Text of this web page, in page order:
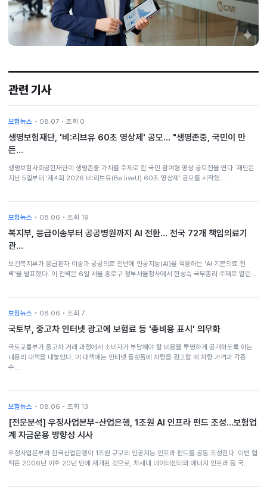
관련 기사
보험뉴스 • 08.07 • 조회 0
생명보험재단, '비:리브유 60초 영상제' 공모… "생명존중, 국민이 만
든...
생명보험사회공헌재단이 생명존중 가치를 주제로 한 국민 참여형 영상 공모전을 연다. 재단은
지난 5일부터 ‘제4회 2026 비:리브유(Be:liveU) 60초 영상제’ 공모를 시작했…
보험뉴스 • 08.06 • 조회 19
복지부, 응급이송부터 공공병원까지 AI 전환… 전국 72개 책임의료기
관...
보건복지부가 응급환자 이송과 공공의료 전반에 인공지능(AI)을 적용하는 'AI 기본의료 전
략'을 발표했다. 이 전략은 6일 서울 종로구 정부서울청사에서 한성숙 국무총리 주재로 열린…
보험뉴스 • 08.06 • 조회 7
국토부, 중고차 인터넷 광고에 보험료 등 '총비용 표시' 의무화
국토교통부가 중고차 거래 과정에서 소비자가 부담해야 할 비용을 투명하게 공개하도록 하는
내용의 대책을 내놓았다. 이 대책에는 인터넷 플랫폼에 차량을 광고할 때 차량 가격과 각종
수…
보험뉴스 • 08.06 • 조회 13
[전문분석] 우정사업본부-산업은행, 1조원 AI 인프라 펀드 조성…보험업
계 자금운용 방향성 시사
우정사업본부와 한국산업은행이 1조원 규모의 인공지능 인프라 펀드를 공동 조성한다. 이번 협
력은 2006년 이후 20년 만에 재개된 것으로, 차세대 데이터센터와 에너지 인프라 등 국…